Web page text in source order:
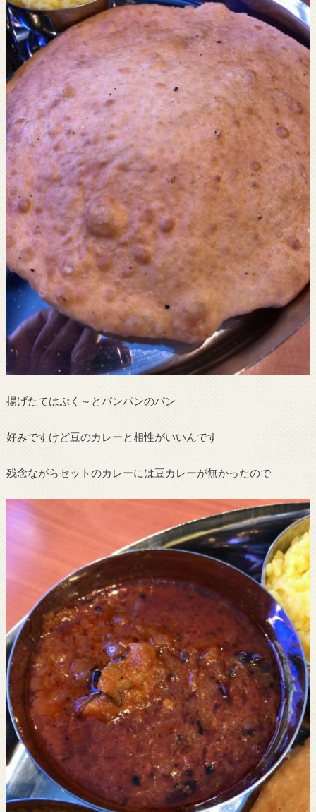
揚げたてはぷく～とパンパンのパン
好みですけど豆のカレーと相性がいいんです
残念ながらセットのカレーには豆カレーが無かったので